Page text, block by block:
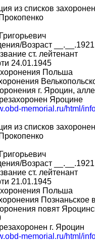
из списков
Возраст __.__.1921
ст. лейтенант
24.01.1945
Польша
г. Яроцин,
Яроцине
memorial.ru/html/
из списков
Возраст __.__.1921
ст. лейтенант
21.01.1945
Польша
Познаньское
повят
г. Яроцин
memorial.ru/html/